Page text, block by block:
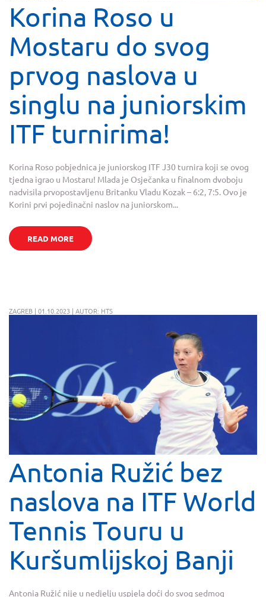
Korina Roso u
Mostaru do svog
prvog naslova u
singlu na juniorskim
ITF turnirima!
Korina Roso pobjednica je juniorskog ITF J30 turnira koji se ovog
tjedna igrao u Mostaru! Mlada je Osječanka u finalnom dvoboju
nadvisila prvopostavljenu Britanku Vladu Kozak – 6:2, 7:5. Ovo je
Korini prvi pojedinačni naslov na juniorskom...
READ MORE
ZAGREB | 01.10.2023 | AUTOR: HTS
Antonia Ružić bez
naslova na ITF World
Tennis Touru u
Kuršumlijskoj Banji
Antonia Ružić nije u nedjelju uspjela doći do svog sedmog